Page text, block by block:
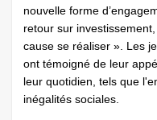
nouvelle forme
retour sur
cause se réaliser ». Les
ont témoigné de leur
leur quotidien, tels que
inégalités sociales.